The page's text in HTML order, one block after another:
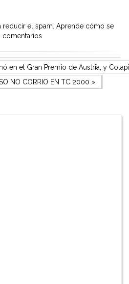
reducir el spam. Aprende cómo se
en el Gran Premio de Austria, y
NO CORRIO EN TC 2000 »